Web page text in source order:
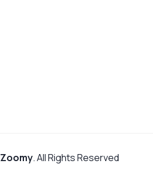
Zoomy. All Rights Reserved